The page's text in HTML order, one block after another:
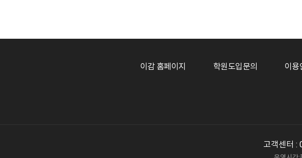
이감 홈페이지 학원도입문의 이용
고객센터 :